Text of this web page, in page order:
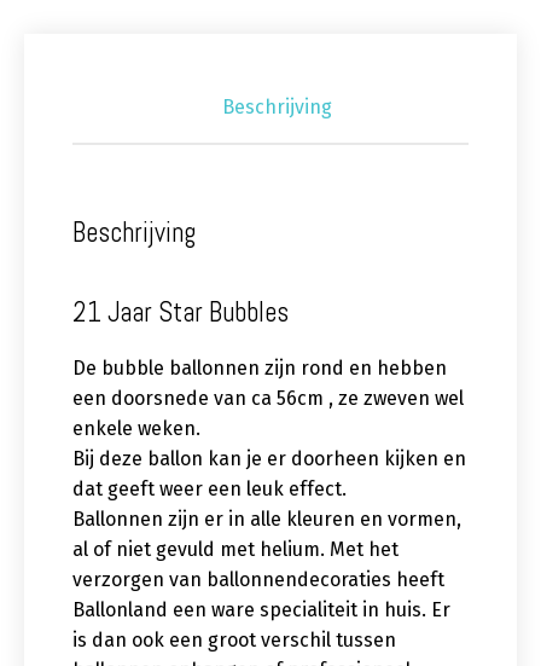
Beschrijving
Beschrijving
21 Jaar Star Bubbles
De bubble ballonnen zijn rond en hebben
een doorsnede van ca 56cm , ze zweven wel
enkele weken.
Bij deze ballon kan je er doorheen kijken en
dat geeft weer een leuk effect.
Ballonnen zijn er in alle kleuren en vormen,
al of niet gevuld met helium. Met het
verzorgen van ballonnendecoraties heeft
Ballonland een ware specialiteit in huis. Er
is dan ook een groot verschil tussen